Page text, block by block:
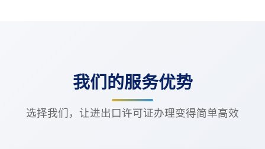
我们的服务优势
选择我们，让进出口许可证办理变得简单高效